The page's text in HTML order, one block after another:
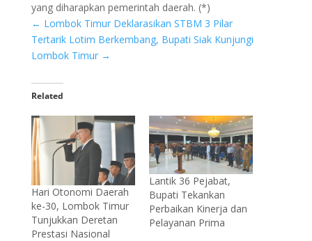
yang diharapkan pemerintah daerah. (*)
← Lombok Timur Deklarasikan STBM 3 Pilar
Tertarik Lotim Berkembang, Bupati Siak Kunjungi
Lombok Timur →
Related
Hari Otonomi Daerah
ke-30, Lombok Timur
Tunjukkan Deretan
Prestasi Nasional
Lantik 36 Pejabat,
Bupati Tekankan
Perbaikan Kinerja dan
Pelayanan Prima